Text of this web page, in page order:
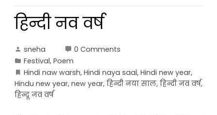
हिन्दी नव वर्ष
sneha
0 Comments
Festival, Poem
Hindi naw warsh, Hindi naya saal, Hindi new year,
Hindu new year, new year, हिन्दी नया साल, हिन्दी नव वर्ष,
हिन्दू नव वर्ष